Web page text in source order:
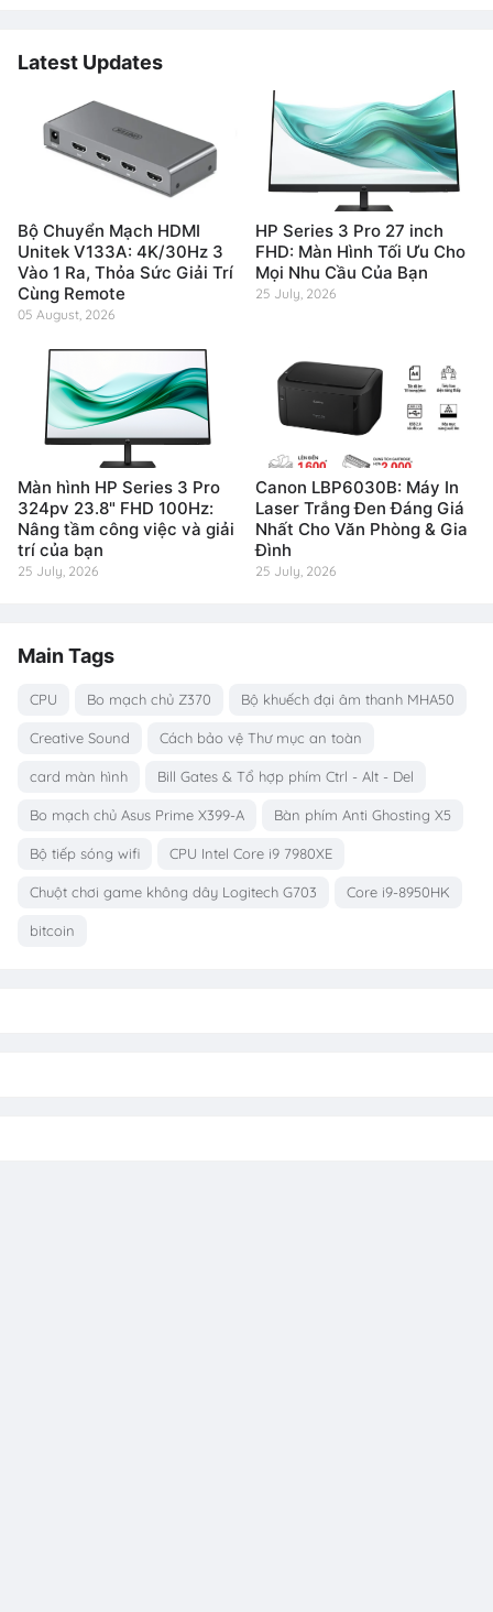
Latest Updates
Bộ Chuyển Mạch HDMI
Unitek V133A: 4K/30Hz 3
Vào 1 Ra, Thỏa Sức Giải Trí
Cùng Remote
05 August, 2026
HP Series 3 Pro 27 inch
FHD: Màn Hình Tối Ưu Cho
Mọi Nhu Cầu Của Bạn
25 July, 2026
Màn hình HP Series 3 Pro
324pv 23.8" FHD 100Hz:
Nâng tầm công việc và giải
trí của bạn
25 July, 2026
Canon LBP6030B: Máy In
Laser Trắng Đen Đáng Giá
Nhất Cho Văn Phòng & Gia
Đình
25 July, 2026
Main Tags
CPU Bo mạch chủ Z370 Bộ khuếch đại âm thanh MHA50
Creative Sound Cách bảo vệ Thư mục an toàn
card màn hình Bill Gates & Tổ hợp phím Ctrl - Alt - Del
Bo mạch chủ Asus Prime X399-A Bàn phím Anti Ghosting X5
Bộ tiếp sóng wifi CPU Intel Core i9 7980XE
Chuột chơi game không dây Logitech G703 Core i9-8950HK
bitcoin